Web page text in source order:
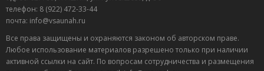
телефон: 8 (922) 472-33-44
почта: info@vsaunah.ru
Все права защищены и охраняются законом об авторском праве.
Любое использование материалов разрешено только при наличии
активной ссылки на сайт. По вопросам сотрудничества и размещения